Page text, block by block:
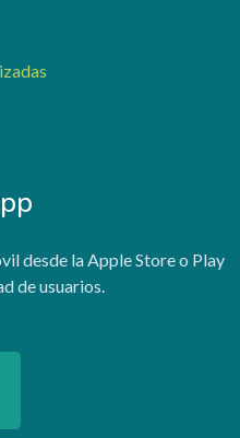
desde la Apple Store o Play
de usuarios.